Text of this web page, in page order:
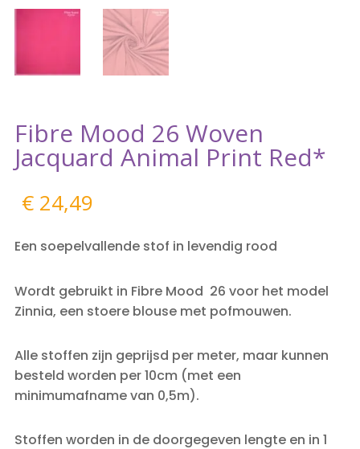
Fibre Mood 26 Woven
Jacquard Animal Print Red*
€24,49
Een soepelvallende stof in levendig rood
Wordt gebruikt in Fibre Mood 26 voor het model
Zinnia, een stoere blouse met pofmouwen.
Alle stoffen zijn geprijsd per meter, maar kunnen
besteld worden per 10cm (met een
minimumafname van 0,5m).
Stoffen worden in de doorgegeven lengte en in 1